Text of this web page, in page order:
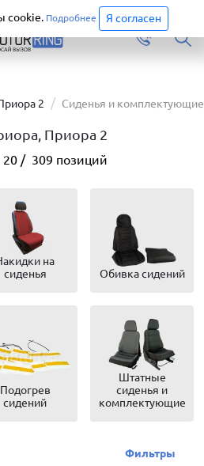
Перейти
2 Сиденья и комплектующие
Приора 2
20 / 309 позиций
на
сиденья
Обивка сидений
Подогрев
сидений
Штатные
сиденья и
комплектующие
Фильтры
cookie. Подробнее Я согласен